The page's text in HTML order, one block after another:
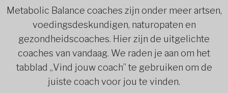
Metabolic Balance coaches zijn onder meer artsen,
voedingsdeskundigen, naturopaten en
gezondheidscoaches. Hier zijn de uitgelichte
coaches van vandaag. We raden je aan om het
tabblad „Vind jouw coach” te gebruiken om de
juiste coach voor jou te vinden.